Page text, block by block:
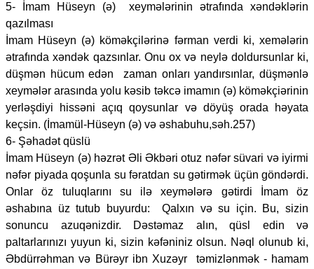
5- İmam Hüseyn (ə) xeymələrinin ətrafında xəndəklərin
qazılması
İmam Hüseyn (ə) köməkçilərinə fərman verdi ki, xemələrin
ətrafında xəndək qazsınlar. Onu ox və neylə doldursunlar ki,
düşmən hücum edən zaman onları yandırsınlar, düşmənlə
xeymələr arasında yolu kəsib təkcə imamın (ə) köməkçiərinin
yerləşdiyi hissəni açıq qoysunlar və döyüş orada həyata
keçsin. (İmamül-Hüseyn (ə) və əshabuhu,səh.257)
6- Şəhadət qüslü
İmam Hüseyn (ə) həzrət Əli Əkbəri otuz nəfər süvari və iyirmi
nəfər piyada qoşunla su fəratdan su gətirmək üçün göndərdi.
Onlar öz tuluqlarını su ilə xeymələrə gətirdi İmam öz
əshabına üz tutub buyurdu: Qalxın və su için. Bu, sizin
sonuncu azuqənizdir. Dəstəmaz alın, qüsl edin və
paltarlarınızı yuyun ki, sizin kəfəniniz olsun. Nəql olunub ki,
Əbdürrəhman və Bürəyr ibn Xuzəyr təmizlənmək - hamam